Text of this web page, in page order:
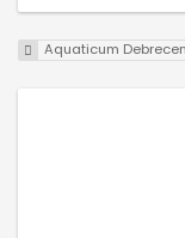
Aquaticum